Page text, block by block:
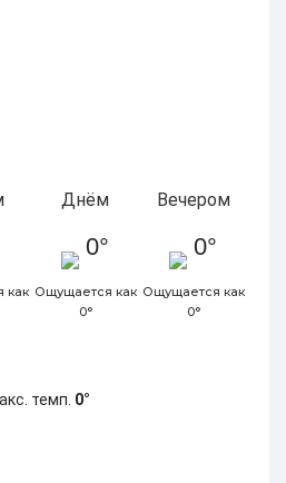
как
Днём
0°
Ощущается как
0°
Вечером
0°
Ощущается как
0°
темп. 0°